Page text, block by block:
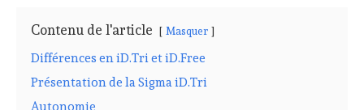
Contenu de l'article Masquer
Différences en iD.Tri et iD.Free
Présentation de la Sigma iD.Tri
Autonomie